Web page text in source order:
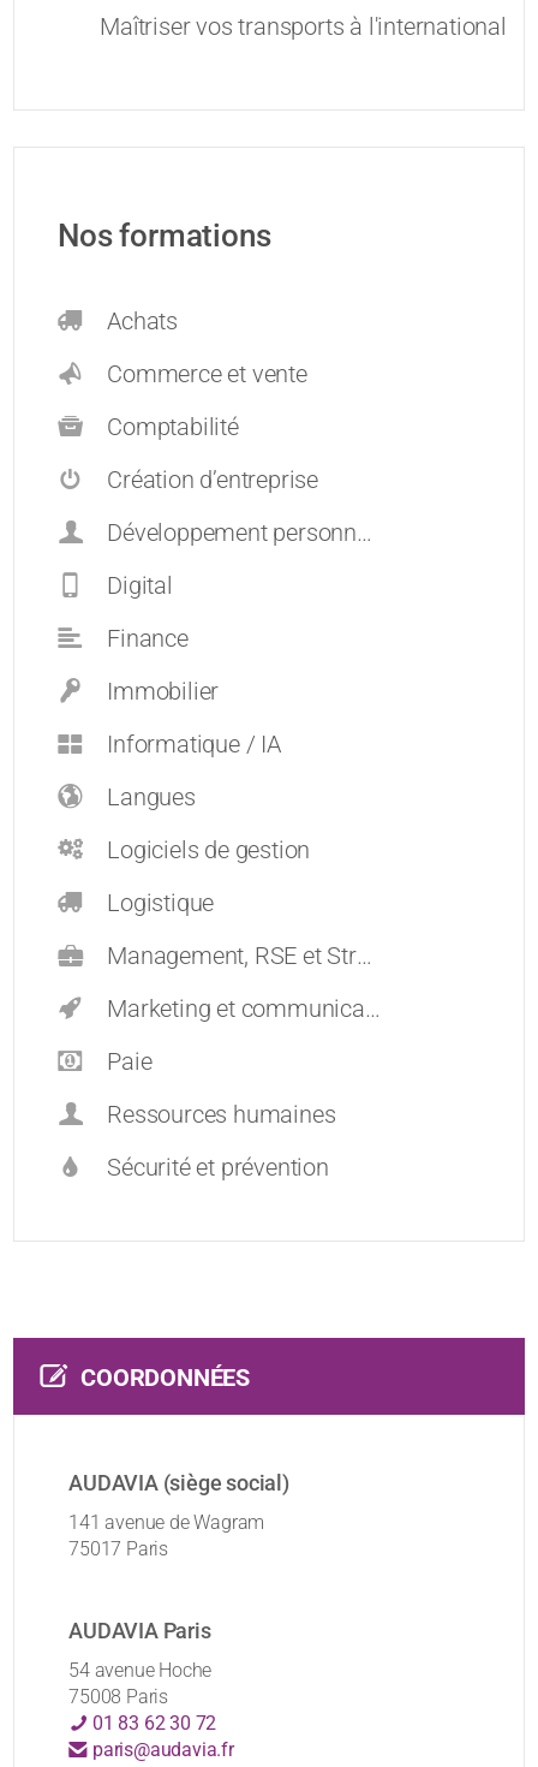
Maîtriser vos transports à l'international
Nos formations
Achats
Commerce et vente
Comptabilité
Création d’entreprise
Développement personnel et carrières
Digital
Finance
Immobilier
Informatique / IA
Langues
Logiciels de gestion
Logistique
Management, RSE et Stratégie
Marketing et communication
Paie
Ressources humaines
Sécurité et prévention
COORDONNÉES
AUDAVIA (siège social)
141 avenue de Wagram
75017 Paris
AUDAVIA Paris
54 avenue Hoche
75008 Paris
01 83 62 30 72
paris@audavia.fr